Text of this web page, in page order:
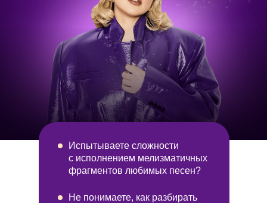
Испытываете сложности
с исполнением мелизматичных
фрагментов любимых песен?
Не понимаете, как разбирать